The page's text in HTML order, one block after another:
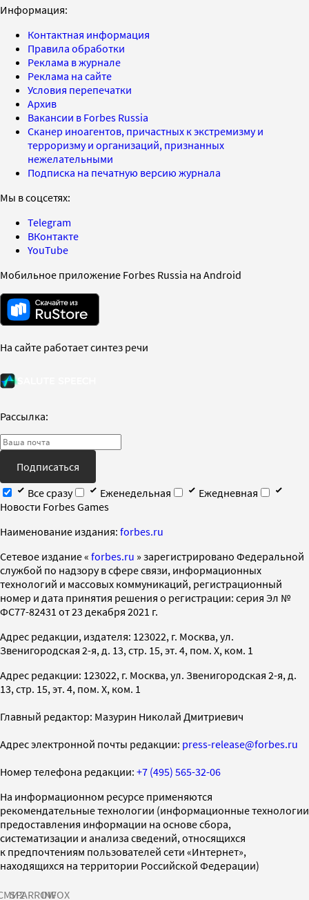
Информация:
Контактная информация
Правила обработки
Реклама в журнале
Реклама на сайте
Условия перепечатки
Архив
Вакансии в Forbes Russia
Сканер иноагентов, причастных к экстремизму и
терроризму и организаций, признанных
нежелательными
Подписка на печатную версию журнала
Мы в соцсетях:
Telegram
ВКонтакте
YouTube
Мобильное приложение Forbes Russia на Android
На сайте работает синтез речи
Рассылка:
Подписаться
Все сразу
Еженедельная
Ежедневная
Новости Forbes Games
Наименование издания: forbes.ru
Cетевое издание « forbes.ru » зарегистрировано Федеральной
службой по надзору в сфере связи, информационных
технологий и массовых коммуникаций, регистрационный
номер и дата принятия решения о регистрации: серия Эл №
ФС77-82431 от 23 декабря 2021 г.
Адрес редакции, издателя: 123022, г. Москва, ул.
Звенигородская 2-я, д. 13, стр. 15, эт. 4, пом. X, ком. 1
Адрес редакции: 123022, г. Москва, ул. Звенигородская 2-я, д.
13, стр. 15, эт. 4, пом. X, ком. 1
Главный редактор: Мазурин Николай Дмитриевич
Адрес электронной почты редакции: press-release@forbes.ru
Номер телефона редакции: +7 (495) 565-32-06
На информационном ресурсе применяются
рекомендательные технологии (информационные технологии
предоставления информации на основе сбора,
систематизации и анализа сведений, относящихся
к предпочтениям пользователей сети «Интернет»,
находящихся на территории Российской Федерации)
SPARROWINFOX